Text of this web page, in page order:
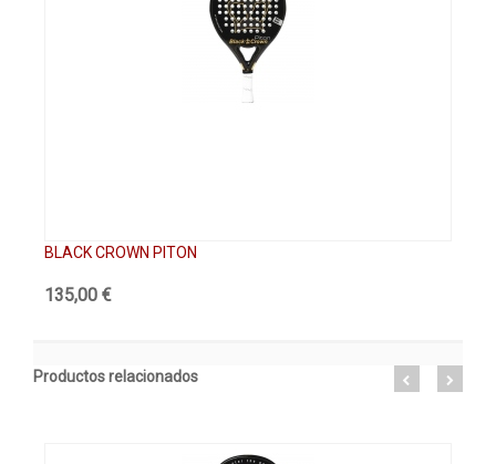
BLACK CROWN PITON
135,00 €
Productos relacionados